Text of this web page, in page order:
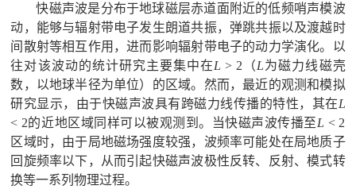
快磁声波是分布于地球磁层赤道面附近的低频哨声模波
动，能够与辐射带电子发生朗道共振，弹跳共振以及渡越时
间散射等相互作用，进而影响辐射带电子的动力学演化。以
往对该波动的统计研究主要集中在L > 2 （L为磁力线磁壳
数，以地球半径为单位）的区域。然而，最近的观测和模拟
研究显示，由于快磁声波具有跨磁力线传播的特性，其在L
< 2的近地区域同样可以被观测到。当快磁声波传播至L < 2
区域时，由于局地磁场强度较强，波频率可能处在局地质子
回旋频率以下，从而引起快磁声波极性反转、反射、模式转
换等一系列物理过程。